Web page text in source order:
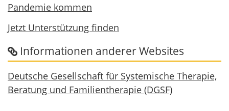
Pandemie kommen
Jetzt Unterstützung finden
Informationen anderer Websites
Deutsche Gesellschaft für Systemische Therapie,
Beratung und Familientherapie (DGSF)